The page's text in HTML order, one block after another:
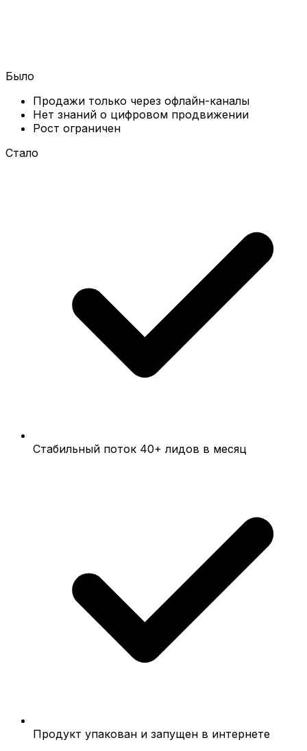
Было
Продажи только через офлайн-каналы
Нет знаний о цифровом продвижении
Рост ограничен
Стало
Стабильный поток 40+ лидов в месяц
Продукт упакован и запущен в интернете